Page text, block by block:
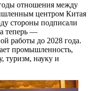
отношения между
центром Китая
стороны подписали
теперь —
работы до 2028 года.
промышленность,
туризм, науку и